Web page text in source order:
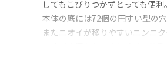
してもこびりつかずとっても便利。
本体の底には72個の円すい型の
またニオイが移りやすいニンニ